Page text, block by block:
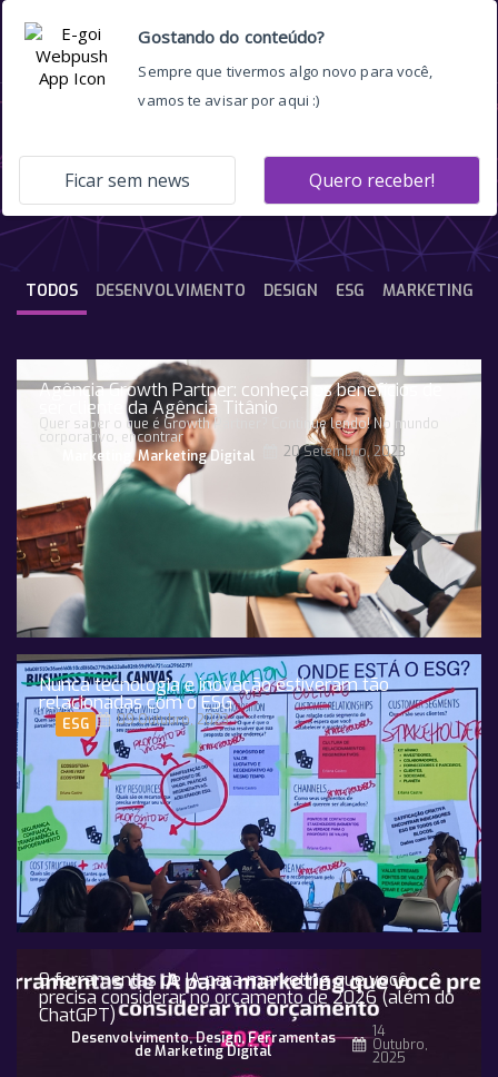
Marketing
DESENVOLVIMENTO DESIGN ESG MARKETING
TODOS
Agência Growth Partner: conheça os benefícios de
ser cliente da Agência Titânio
Quer saber o que é Growth Partner? Continue lendo! No mundo
corporativo, encontrar
Marketing
,Marketing Digital 20 Setembro, 2023
Nunca tecnologia e inovação estiveram tão
relacionadas com o ESG
ESG 09 Outubro, 2023
9 ferramentas de IA para marketing que você
precisa considerar no orçamento de 2026 (além do
ChatGPT)
Desenvolvimento,Design,Ferramentas
de Marketing Digital
14
Outubro,
2025